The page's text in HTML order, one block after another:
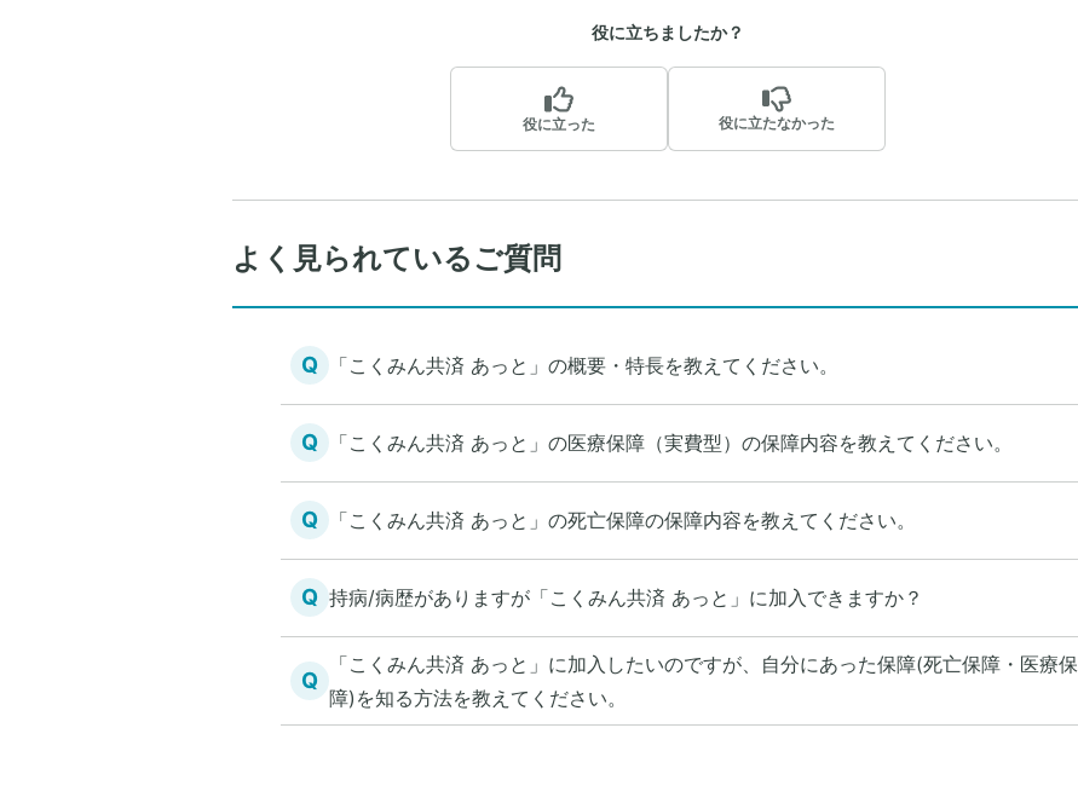
役に立ちましたか？
役に立った 役に立たなかった
よく見られているご質問
Q 「こくみん共済 あっと」の概要・特長を教えてください。
Q 「こくみん共済 あっと」の医療保障（実費型）の保障内容を教えてください。
Q 「こくみん共済 あっと」の死亡保障の保障内容を教えてください。
Q 持病/病歴がありますが「こくみん共済 あっと」に加入できますか？
Q
「こくみん共済 あっと」に加入したいのですが、自分にあった保障(死亡保障・医療保
障)を知る方法を教えてください。